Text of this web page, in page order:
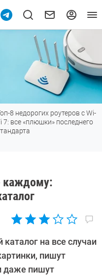
8 недорогих роутеров с Wi-
7: все «плюшки» последнего
каждому:
на все случаи
пишут
даже пишут